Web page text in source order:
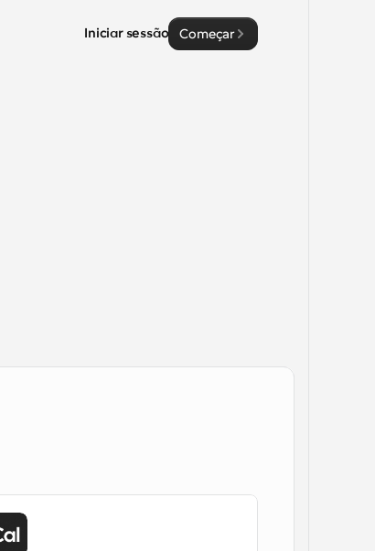
Iniciar sessão Começar